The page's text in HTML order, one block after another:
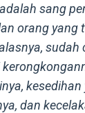
sang
orang yang
sudah
kesedihan
dan